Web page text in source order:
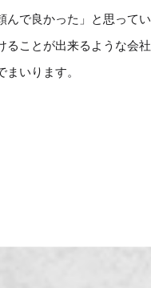
んで良かった」と思ってい
ることが出来るような会社
いります。